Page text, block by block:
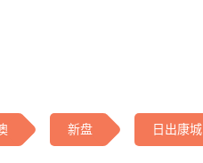
新盘 日出康城